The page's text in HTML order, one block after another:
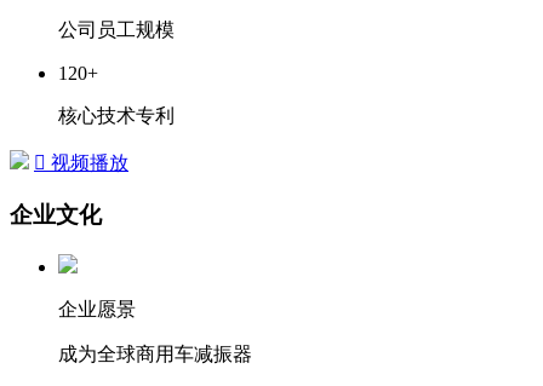
公司员工规模
120+
核心技术专利
 视频播放
企业文化
企业愿景
成为全球商用车减振器